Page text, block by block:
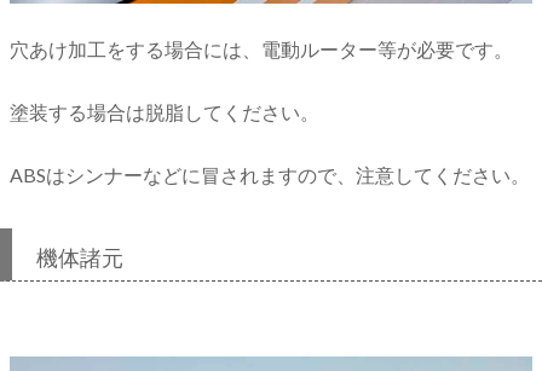
穴あけ加工をする場合には、電動ルーター等が必要です。
塗装する場合は脱脂してください。
ABSはシンナーなどに冒されますので、注意してください。
機体諸元